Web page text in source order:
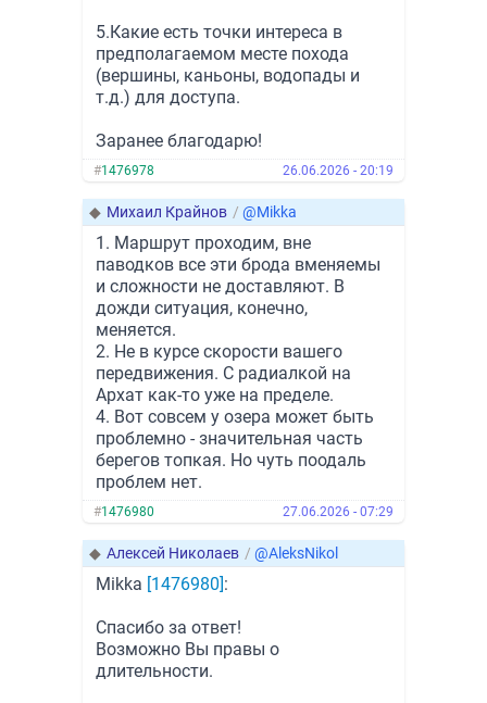
5.Какие есть точки интереса в
предполагаемом месте похода
(вершины, каньоны, водопады и
т.д.) для доступа.
Заранее благодарю!
#1476978 26.06.2026 - 20:19
◆ Михаил Крайнов / @Mikka
1. Маршрут проходим, вне
паводков все эти брода вменяемы
и сложности не доставляют. В
дожди ситуация, конечно,
меняется.
2. Не в курсе скорости вашего
передвижения. С радиалкой на
Архат как-то уже на пределе.
4. Вот совсем у озера может быть
проблемно - значительная часть
берегов топкая. Но чуть поодаль
проблем нет.
#1476980 27.06.2026 - 07:29
◆ Алексей Николаев / @AleksNikol
Mikka [1476980]:
Спасибо за ответ!
Возможно Вы правы о
длительности.